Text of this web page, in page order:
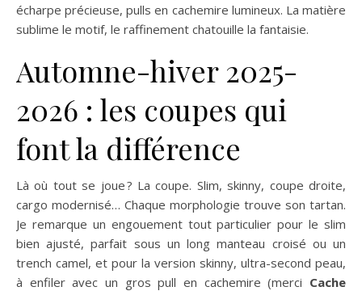
écharpe précieuse, pulls en cachemire lumineux. La matière
sublime le motif, le raffinement chatouille la fantaisie.
Automne-hiver 2025-
2026 : les coupes qui
font la différence
Là où tout se joue ? La coupe. Slim, skinny, coupe droite,
cargo modernisé… Chaque morphologie trouve son tartan.
Je remarque un engouement tout particulier pour le slim
bien ajusté, parfait sous un long manteau croisé ou un
trench camel, et pour la version skinny, ultra-second peau,
à enfiler avec un gros pull en cachemire (merci Cache